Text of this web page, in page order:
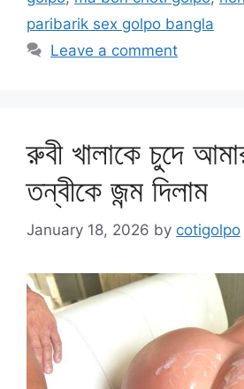
paribarik sex golpo bangla
Leave a comment
রুবী খালাকে চুদে
তন্বীকে জন্ম দিলাম
January 18, 2026 by cotigolpo